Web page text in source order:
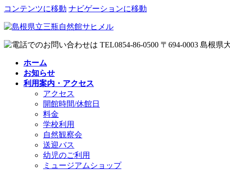
コンテンツに移動 ナビゲーションに移動
ホーム
お知らせ
利用案内・アクセス
アクセス
開館時間/休館日
料金
学校利用
自然観察会
送迎バス
幼児のご利用
ミュージアムショップ